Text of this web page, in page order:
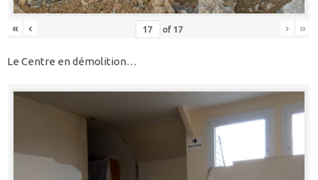
« ‹ of 17 › »
Le Centre en démolition…